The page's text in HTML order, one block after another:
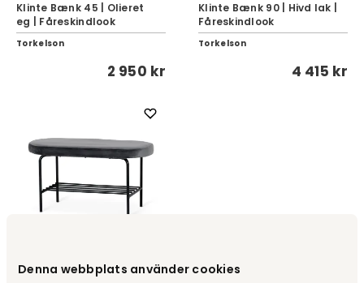
Denna webbplats använder cookies
Klinte Bænk 45 | Olieret
eg | Fåreskindlook
Torkelson
2 950 kr
Klinte Bænk 90 | Hivd lak |
Fåreskindlook
Torkelson
4 415 kr
Town Entrebænk